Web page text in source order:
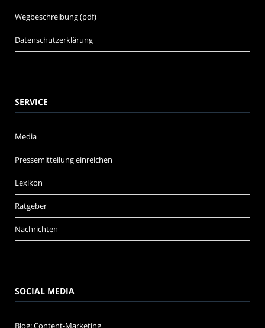
Wegbeschreibung (pdf)
Datenschutzerklärung
SERVICE
Media
Pressemitteilung einreichen
Lexikon
Ratgeber
Nachrichten
SOCIAL MEDIA
Blog: Content-Marketing